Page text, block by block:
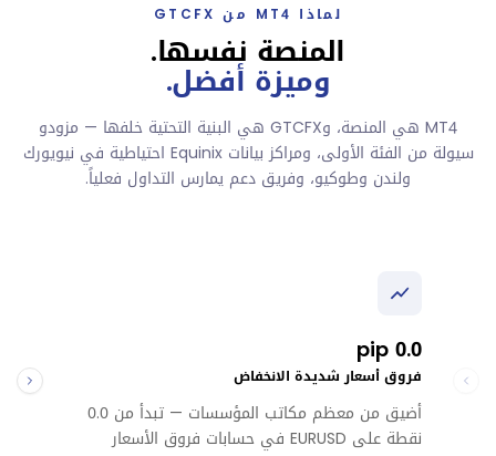
لماذا MT4 من GTCFX
المنصة نفسها.
وميزة أفضل.
MT4 هي المنصة، وGTCFX هي البنية التحتية خلفها — مزودو
سيولة من الفئة الأولى، ومراكز بيانات Equinix احتياطية في نيويورك
ولندن وطوكيو، وفريق دعم يمارس التداول فعلياً.
0.0 pip
فروق أسعار شديدة الانخفاض
أضيق من معظم مكاتب المؤسسات — تبدأ من 0.0
نقطة على EURUSD في حسابات فروق الأسعار